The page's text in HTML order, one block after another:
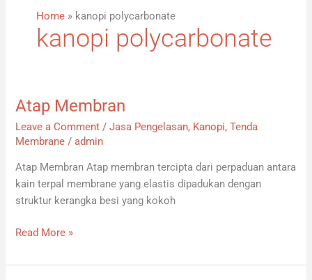
Home» kanopi polycarbonate
kanopi polycarbonate
Atap Membran
Leave a Comment /Jasa Pengelasan, Kanopi,Tenda
Membrane /admin
Atap Membran Atap membran tercipta dari perpaduan antara
kain terpal membrane yang elastis dipadukan dengan
struktur kerangka besi yang kokoh
Atap
Membran
Read More »